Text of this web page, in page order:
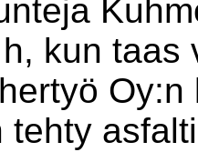
kun taas
tehty